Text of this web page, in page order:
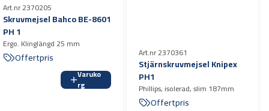
Art.nr 2370205
Skruvmejsel Bahco BE-8601
PH 1
Ergo. Klinglängd 25 mm
Offertpris
Varuko
rg
Art.nr 2370361
Stjärnskruvmejsel Knipex
PH1
Phillips, isolerad, slim 187mm
Offertpris